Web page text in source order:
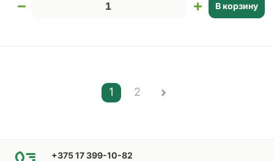
В корзину
1 2
+375 17 399-10-82